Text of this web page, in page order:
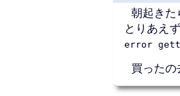
朝起きた
とりあえ
error
買ったの